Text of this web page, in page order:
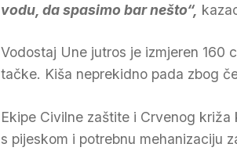
vodu, da spasimo bar nešto“,
Vodostaj Une jutros je izmjeren 160
tačke. Kiša neprekidno pada zbog
Ekipe Civilne zaštite i Crvenog
s pijeskom i potrebnu mehanizaciju